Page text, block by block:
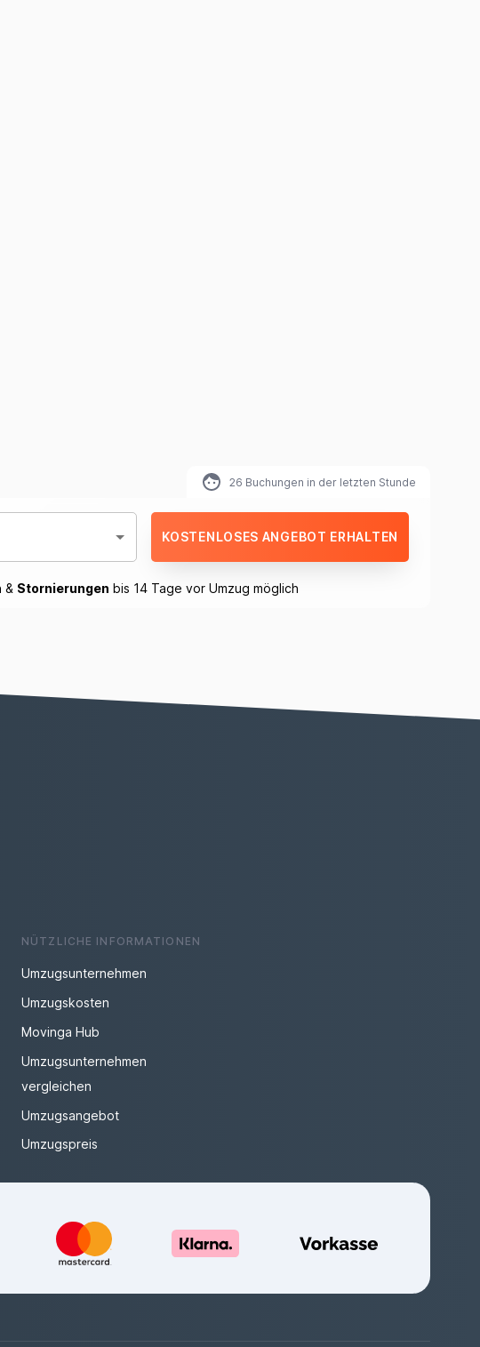
26 Buchungen in der letzten Stunde
KOSTENLOSES ANGEBOT ERHALTEN
& Stornierungen bis 14 Tage vor Umzug möglich
NÜTZLICHE INFORMATIONEN
Umzugsunternehmen
Umzugskosten
Movinga Hub
Umzugsunternehmen
vergleichen
Umzugsangebot
Umzugspreis